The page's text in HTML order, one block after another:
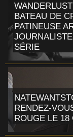
BATEAU DE
PATINEUSE
SÉRIE
RENDEZ-
ROUGE LE 18